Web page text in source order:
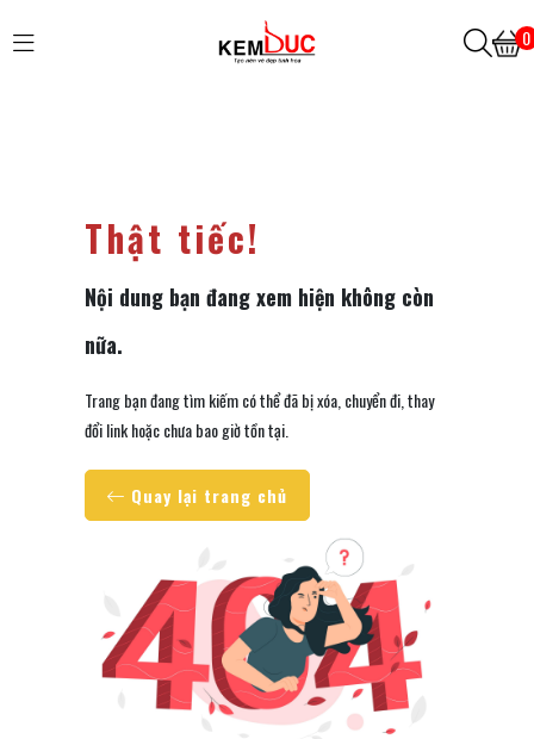
0
Thật tiếc!
Nội dung bạn đang xem hiện không còn
nữa.
Trang bạn đang tìm kiếm có thể đã bị xóa, chuyển đi, thay
đổi link hoặc chưa bao giờ tồn tại.
Quay lại trang chủ